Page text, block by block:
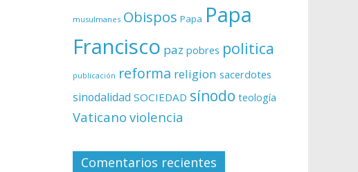
musulmanes Obispos Papa Papa
Francisco paz pobres politica
publicación reforma religion sacerdotes
sinodalidad SOCIEDAD sínodo teología
Vaticano violencia
Comentarios recientes